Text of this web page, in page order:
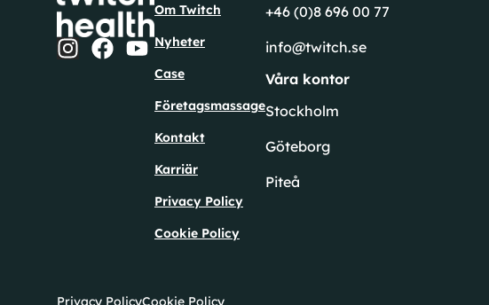
Om Twitch
Nyheter
Case
Företagsmassage
Kontakt
Karriär
Privacy Policy
Cookie Policy
+46 (0)8 696 00 77
info@twitch.se
Våra kontor
Stockholm
Göteborg
Piteå
Privacy PolicyCookie Policy